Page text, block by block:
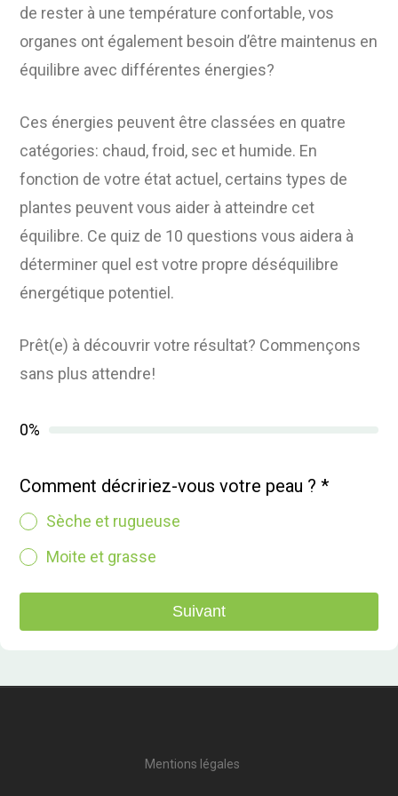
de rester à une température confortable, vos
organes ont également besoin d’être maintenus en
équilibre avec différentes énergies?
Ces énergies peuvent être classées en quatre
catégories: chaud, froid, sec et humide. En
fonction de votre état actuel, certains types de
plantes peuvent vous aider à atteindre cet
équilibre. Ce quiz de 10 questions vous aidera à
déterminer quel est votre propre déséquilibre
énergétique potentiel.
Prêt(e) à découvrir votre résultat? Commençons
sans plus attendre!
0%
Comment décririez-vous votre peau ?*
Sèche et rugueuse
Moite et grasse
Suivant
Mentions légales